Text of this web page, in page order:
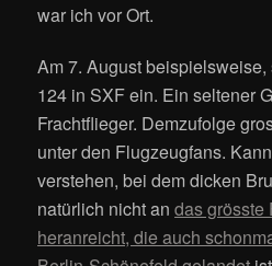
war ich vor Ort.
Am 7. August
124 in SXF ein. Ein seltener
Frachtflieger. Demzufolge
unter den Flugzeugfans.
verstehen, bei dem dicken
natürlich nicht andas grösste
heranreicht, die auch